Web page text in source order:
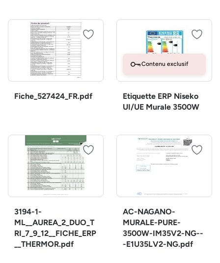
Fiche_527424_FR.pdf
Contenu exclusif
Etiquette ERP Niseko
UI/UE Murale 3500W
3194-1-
ML__AUREA_2_DUO_T
RI_7_9_12__FICHE_ERP
__THERMOR.pdf
AC-NAGANO-
MURALE-PURE-
3500W-IM35V2-NG--
-E1U35LV2-NG.pdf